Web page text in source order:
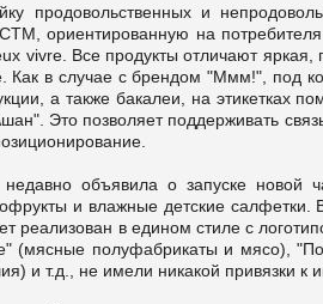
продовольственных и
ориентированную на
vivre. Все продукты отличают яркая,
Как в случае с брендом "Ммм!", под
а также бакалеи, на этикетках
Это позволяет поддерживать
объявила о запуске новой
и влажные детские
реализован в едином стиле с
(мясные полуфабрикаты и мясо),
и т.д., не имели никакой привязки